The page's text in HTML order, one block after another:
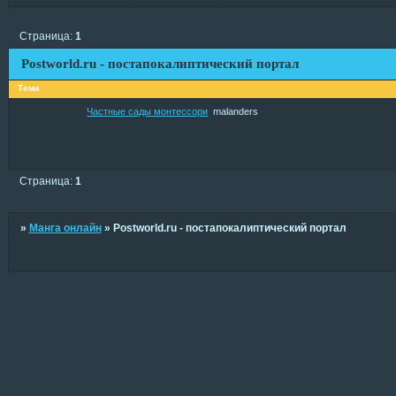
Postworld.ru - постапокалиптический портал
Страница: 1
Тема
Частные сады монтессори malanders
Страница: 1
» Манга онлайн » Postworld.ru - постапокалиптический портал